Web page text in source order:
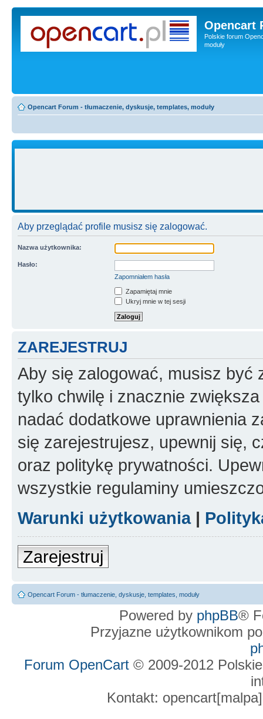
Opencart
Polskie forum
moduły
Opencart Forum - tłumaczenie, dyskusje, templates, moduły
Aby przeglądać profile musisz się zalogować.
Nazwa użytkownika:
Hasło:
Zapomniałem hasła
Zapamiętaj mnie
Ukryj mnie w tej sesji
ZAREJESTRUJ
Aby się zalogować, musisz być
tylko chwilę i znacznie
nadać dodatkowe uprawnienia
się zarejestrujesz, upewnij się,
oraz politykę prywatności.
wszystkie regulaminy
Warunki użytkowania|
Zarejestruj
Opencart Forum - tłumaczenie, dyskusje, templates, moduły
Powered by phpBB®
Przyjazne użytkownikom
Forum OpenCart © 2009-2012
Kontakt: